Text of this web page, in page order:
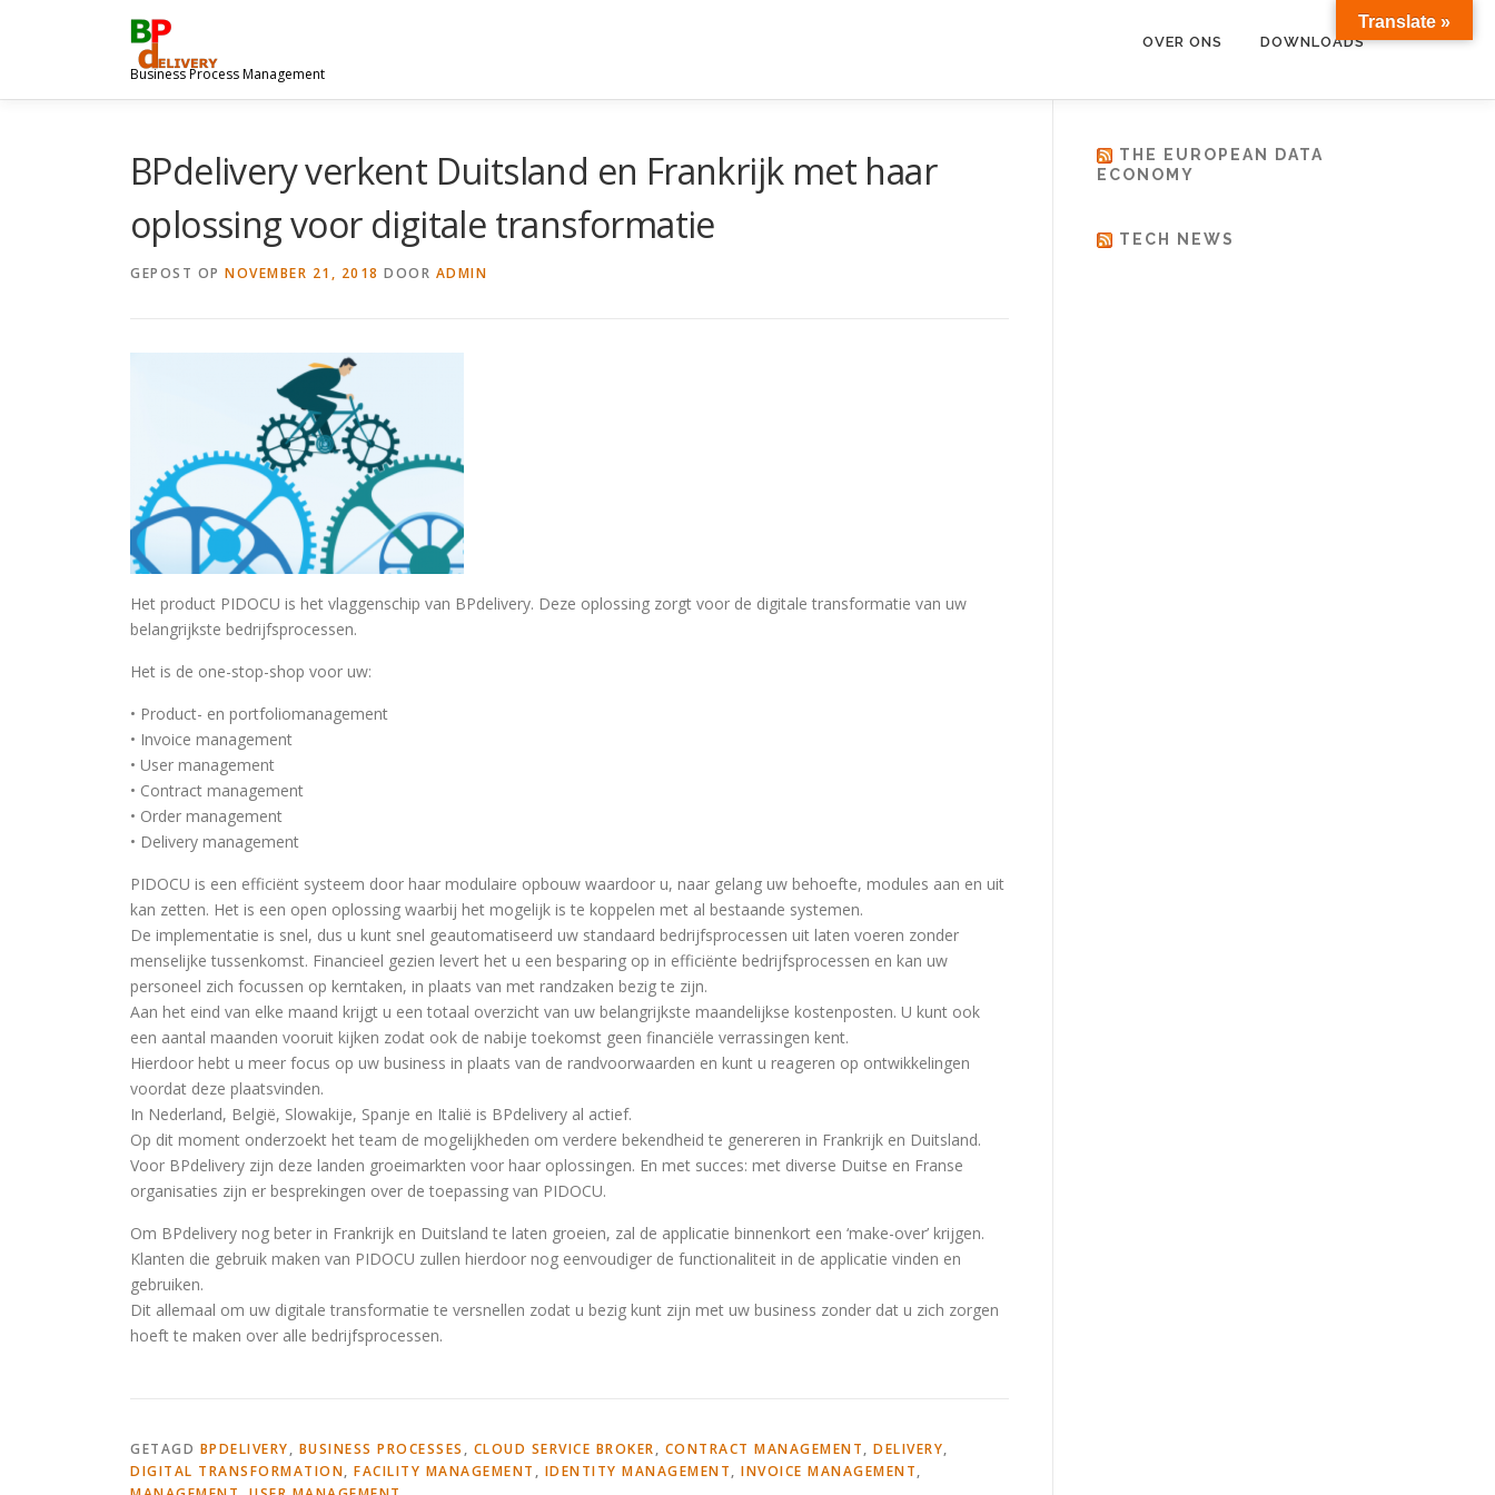
Business Process Management
OVER ONS DOWNLOADS
BPdelivery verkent Duitsland en Frankrijk met haar
oplossing voor digitale transformatie
GEPOST OP NOVEMBER 21, 2018 DOOR ADMIN
Het product PIDOCU is het vlaggenschip van BPdelivery. Deze oplossing zorgt voor de digitale transformatie van uw
belangrijkste bedrijfsprocessen.
Het is de one-stop-shop voor uw:
• Product- en portfoliomanagement
• Invoice management
• User management
• Contract management
• Order management
• Delivery management
PIDOCU is een efficiënt systeem door haar modulaire opbouw waardoor u, naar gelang uw behoefte, modules aan en uit
kan zetten. Het is een open oplossing waarbij het mogelijk is te koppelen met al bestaande systemen.
De implementatie is snel, dus u kunt snel geautomatiseerd uw standaard bedrijfsprocessen uit laten voeren zonder
menselijke tussenkomst. Financieel gezien levert het u een besparing op in efficiënte bedrijfsprocessen en kan uw
personeel zich focussen op kerntaken, in plaats van met randzaken bezig te zijn.
Aan het eind van elke maand krijgt u een totaal overzicht van uw belangrijkste maandelijkse kostenposten. U kunt ook
een aantal maanden vooruit kijken zodat ook de nabije toekomst geen financiële verrassingen kent.
Hierdoor hebt u meer focus op uw business in plaats van de randvoorwaarden en kunt u reageren op ontwikkelingen
voordat deze plaatsvinden.
In Nederland, België, Slowakije, Spanje en Italië is BPdelivery al actief.
Op dit moment onderzoekt het team de mogelijkheden om verdere bekendheid te genereren in Frankrijk en Duitsland.
Voor BPdelivery zijn deze landen groeimarkten voor haar oplossingen. En met succes: met diverse Duitse en Franse
organisaties zijn er besprekingen over de toepassing van PIDOCU.
Om BPdelivery nog beter in Frankrijk en Duitsland te laten groeien, zal de applicatie binnenkort een ‘make-over’ krijgen.
Klanten die gebruik maken van PIDOCU zullen hierdoor nog eenvoudiger de functionaliteit in de applicatie vinden en
gebruiken.
Dit allemaal om uw digitale transformatie te versnellen zodat u bezig kunt zijn met uw business zonder dat u zich zorgen
hoeft te maken over alle bedrijfsprocessen.
GETAGD BPDELIVERY, BUSINESS PROCESSES , CLOUD SERVICE BROKER, CONTRACT MANAGEMENT, DELIVERY,
DIGITAL TRANSFORMATION, FACILITY MANAGEMENT , IDENTITY MANAGEMENT, INVOICE MANAGEMENT,
THE EUROPEAN DATA
ECONOMY
TECH NEWS
Translate »